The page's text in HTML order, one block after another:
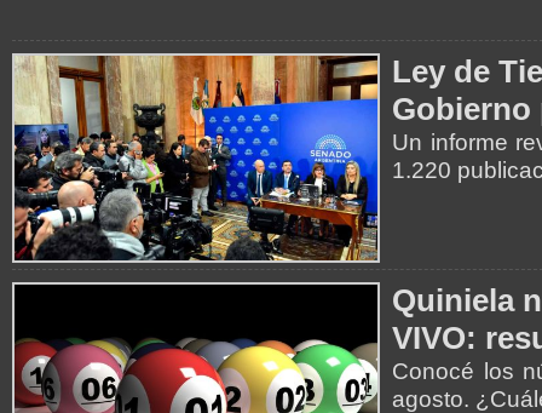
Ley de
Gobierno
Un informe
1.220
Quiniela
VIVO:
Conocé los
agosto.